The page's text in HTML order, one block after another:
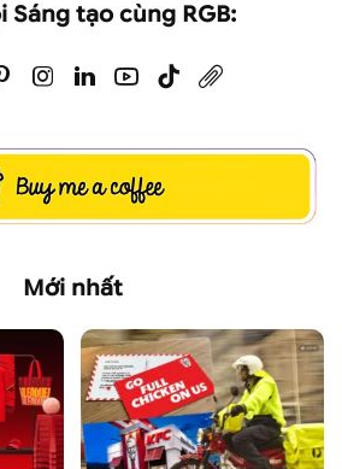
Sáng tạo cùng RGB:
Mới nhất